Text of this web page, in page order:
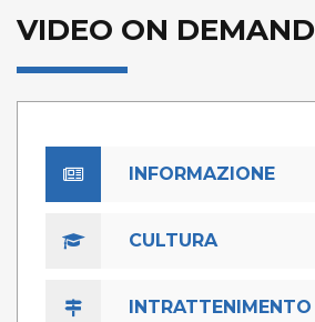
VIDEO ON DEMAND
INFORMAZIONE
CULTURA
INTRATTENIMENTO